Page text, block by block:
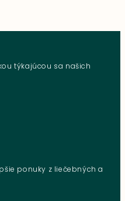
týkajúcou sa našich
ponuky z liečebných a